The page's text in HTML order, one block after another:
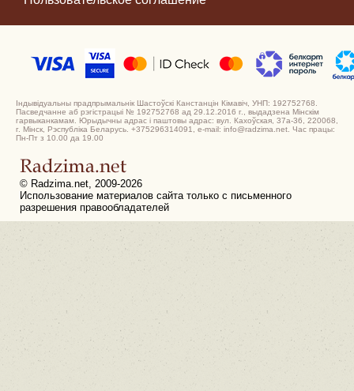
Індывідуальны прадпрымальнік Шастоўскі Канстанцін Кімавіч, УНП: 192752768.
Пасведчанне аб рэгістрацыі № 192752768 ад 29.12.2016 г., выдадзена Мінскім
гарвыканкамам. Юрыдычны адрас і паштовы адрас: вул. Кахоўская, 37а-36, 220068,
г. Мінск, Рэспубліка Беларусь. +375296314091, e-mail: info@radzima.net. Час працы:
Пн-Пт з 10.00 да 19.00
© Radzima.net, 2009-2026
Использование материалов сайта только с письменного
разрешения правообладателей